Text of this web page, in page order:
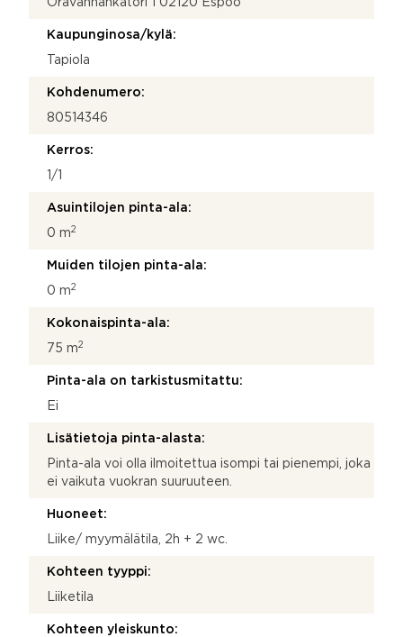
l
u
h
l
n
u
m
r
Oravannahkatori 1 02120 Espoo
Kaupunginosa/kylä:
Tapiola
Kohdenumero:
80514346
Kerros:
1/1
Asuintilojen pinta-ala:
0 m2
Muiden tilojen pinta-ala:
0 m2
Kokonaispinta-ala:
75 m2
Pinta-ala on tarkistusmitattu:
Ei
Lisätietoja pinta-alasta:
Pinta-ala voi olla ilmoitettua isompi tai pienempi, joka
ei vaikuta vuokran suuruuteen.
Huoneet:
Liike/ myymälätila, 2h + 2 wc.
Kohteen tyyppi:
Liiketila
Kohteen yleiskunto: